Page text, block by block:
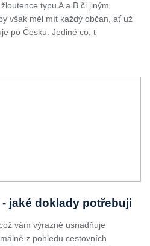
typu A a B či jiným
však měl mít každý občan, ať už
po Česku. Jediné co, t
jaké doklady potřebuji
vám výrazně usnadňuje
z pohledu cestovních